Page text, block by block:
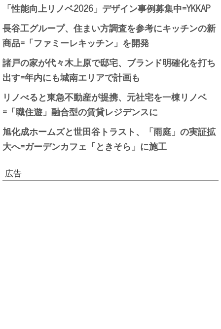
「性能向上リノベ2026」デザイン事例募集中=YKKAP
長谷工グループ、住まい方調査を参考にキッチンの新
商品=「ファミーレキッチン」を開発
諸戸の家が代々木上原で邸宅、ブランド明確化を打ち
出す=年内にも城南エリアで計画も
リノべると東急不動産が提携、元社宅を一棟リノベ
=「職住遊」融合型の賃貸レジデンスに
旭化成ホームズと世田谷トラスト、「雨庭」の実証拡
大へ=ガーデンカフェ「ときそら」に施工
広告